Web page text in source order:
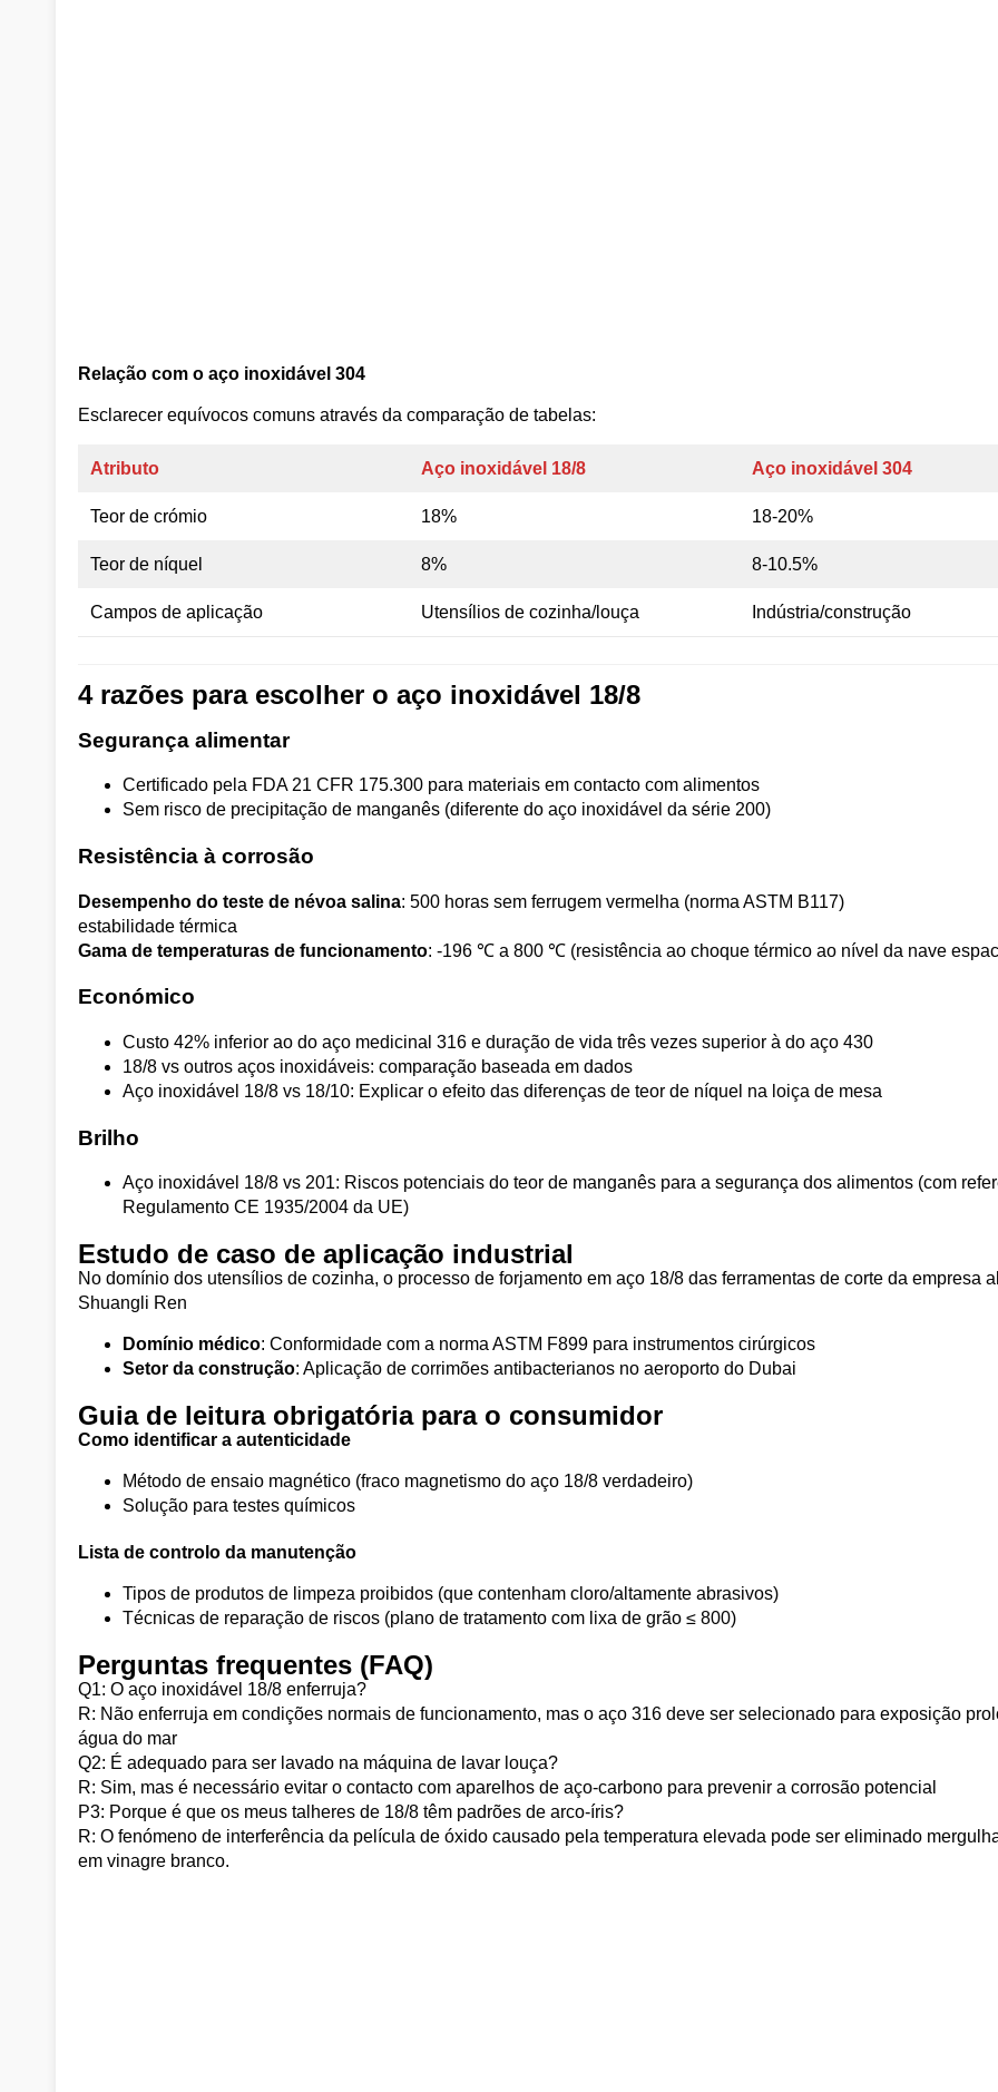
Relação com o aço inoxidável 304
Esclarecer equívocos comuns através da comparação de tabelas:
Atributo Aço inoxidável 18/8 Aço inoxidável 304
Teor de crómio 18% 18-20%
Teor de níquel 8% 8-10.5%
Campos de aplicação Utensílios de cozinha/louça Indústria/construção
4 razões para escolher o aço inoxidável 18/8
Segurança alimentar
Certificado pela FDA 21 CFR 175.300 para materiais em contacto com alimentos
Sem risco de precipitação de manganês (diferente do aço inoxidável da série 200)
Resistência à corrosão
Desempenho do teste de névoa salina: 500 horas sem ferrugem vermelha (norma ASTM B117)
estabilidade térmica
Gama de temperaturas de funcionamento: -196 ℃ a 800 ℃ (resistência ao choque térmico ao nível da nave
Económico
Custo 42% inferior ao do aço medicinal 316 e duração de vida três vezes superior à do aço 430
18/8 vs outros aços inoxidáveis: comparação baseada em dados
Aço inoxidável 18/8 vs 18/10: Explicar o efeito das diferenças de teor de níquel na loiça de mesa
Brilho
Aço inoxidável 18/8 vs 201: Riscos potenciais do teor de manganês para a segurança dos alimentos (com
Regulamento CE 1935/2004 da UE)
Estudo de caso de aplicação industrial
No domínio dos utensílios de cozinha, o processo de forjamento em aço 18/8 das ferramentas de corte da empresa
Shuangli Ren
Domínio médico: Conformidade com a norma ASTM F899 para instrumentos cirúrgicos
Setor da construção: Aplicação de corrimões antibacterianos no aeroporto do Dubai
Guia de leitura obrigatória para o consumidor
Como identificar a autenticidade
Método de ensaio magnético (fraco magnetismo do aço 18/8 verdadeiro)
Solução para testes químicos
Lista de controlo da manutenção
Tipos de produtos de limpeza proibidos (que contenham cloro/altamente abrasivos)
Técnicas de reparação de riscos (plano de tratamento com lixa de grão ≤ 800)
Perguntas frequentes (FAQ)
Q1: O aço inoxidável 18/8 enferruja?
R: Não enferruja em condições normais de funcionamento, mas o aço 316 deve ser selecionado para exposição
água do mar
Q2: É adequado para ser lavado na máquina de lavar louça?
R: Sim, mas é necessário evitar o contacto com aparelhos de aço-carbono para prevenir a corrosão potencial
P3: Porque é que os meus talheres de 18/8 têm padrões de arco-íris?
R: O fenómeno de interferência da película de óxido causado pela temperatura elevada pode ser eliminado
em vinagre branco.